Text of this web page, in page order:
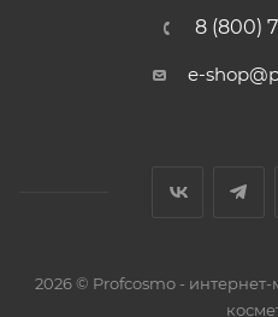
8 (800)
e-
2026© Profcosmo -